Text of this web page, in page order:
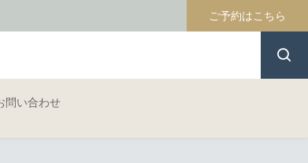
ご予約はこちら
問い合わせ